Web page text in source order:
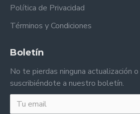
Política de Privacidad
Términos y Condiciones
Boletín
No te pierdas ninguna actualización
suscribiéndote a nuestro boletín.